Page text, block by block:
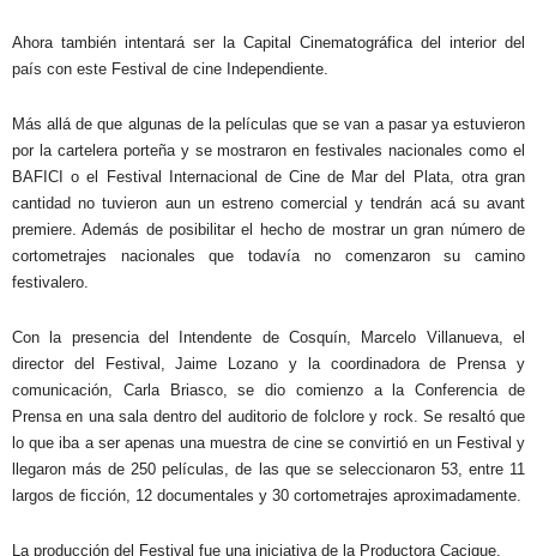
Ahora también intentará ser la Capital Cinematográfica del interior del
país con este Festival de cine Independiente.
Más allá de que algunas de la películas que se van a pasar ya estuvieron
por la cartelera porteña y se mostraron en festivales nacionales como el
BAFICI o el Festival Internacional de Cine de Mar del Plata, otra gran
cantidad no tuvieron aun un estreno comercial y tendrán acá su avant
premiere. Además de posibilitar el hecho de mostrar un gran número de
cortometrajes nacionales que todavía no comenzaron su camino
festivalero.
Con la presencia del Intendente de Cosquín, Marcelo Villanueva, el
director del Festival, Jaime Lozano y la coordinadora de Prensa y
comunicación, Carla Briasco, se dio comienzo a la Conferencia de
Prensa en una sala dentro del auditorio de folclore y rock. Se resaltó que
lo que iba a ser apenas una muestra de cine se convirtió en un Festival y
llegaron más de 250 películas, de las que se seleccionaron 53, entre 11
largos de ficción, 12 documentales y 30 cortometrajes aproximadamente.
La producción del Festival fue una iniciativa de la Productora Cacique.